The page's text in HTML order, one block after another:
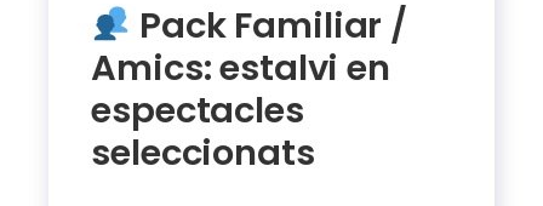
Pack Familiar /
Amics: estalvi en
espectacles
seleccionats